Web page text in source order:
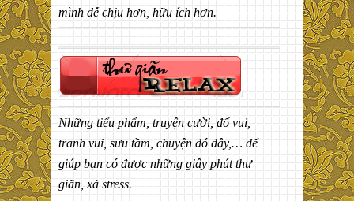
mình dễ chịu hơn, hữu ích hơn.
Những tiểu phẩm, truyện cười, đố vui,
tranh vui, sưu tầm, chuyện đó đây,… để
giúp bạn có được những giây phút thư
giãn, xả stress.